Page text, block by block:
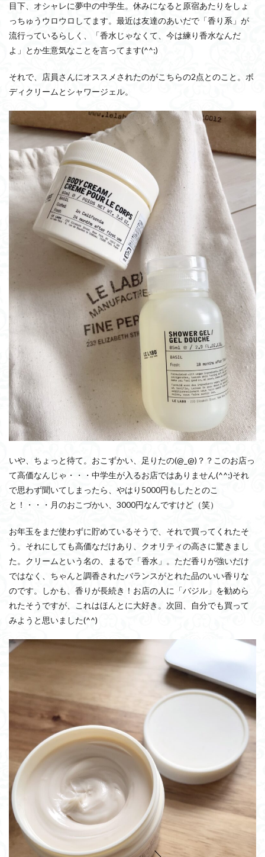
目下、オシャレに夢中の中学生。休みになると原宿あたりをしょ
っちゅうウロウロしてます。最近は友達のあいだで「香り系」が
流行っているらしく、「香水じゃなくて、今は練り香水なんだ
よ」とか生意気なことを言ってます(^^;)
それで、店員さんにオススメされたのがこちらの2点とのこと。ボ
ディクリームとシャワージェル。
いや、ちょっと待て。おこずかい、足りたの(@_@)？？このお店っ
て高価なんじゃ・・・中学生が入るお店ではありません(^^;)それ
で思わず聞いてしまったら、やはり5000円もしたとのこ
と！・・・月のおこづかい、3000円なんですけど（笑）
お年玉をまだ使わずに貯めているそうで、それで買ってくれたそ
う。それにしても高価なだけあり、クオリティの高さに驚きまし
た。クリームという名の、まるで「香水」。ただ香りが強いだけ
ではなく、ちゃんと調香されたバランスがとれた品のいい香りな
のです。しかも、香りが長続き！お店の人に「バジル」を勧めら
れたそうですが、これはほんとに大好き。次回、自分でも買って
みようと思いました(^^)